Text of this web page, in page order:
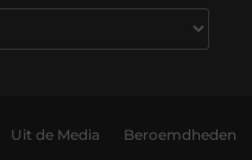
Uit de Media Beroemdheden